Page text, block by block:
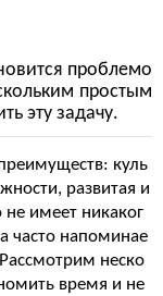
проблемо
простым
эту задачу.
куль
развитая и
не имеет никаког
часто напоминае
неско
время и не